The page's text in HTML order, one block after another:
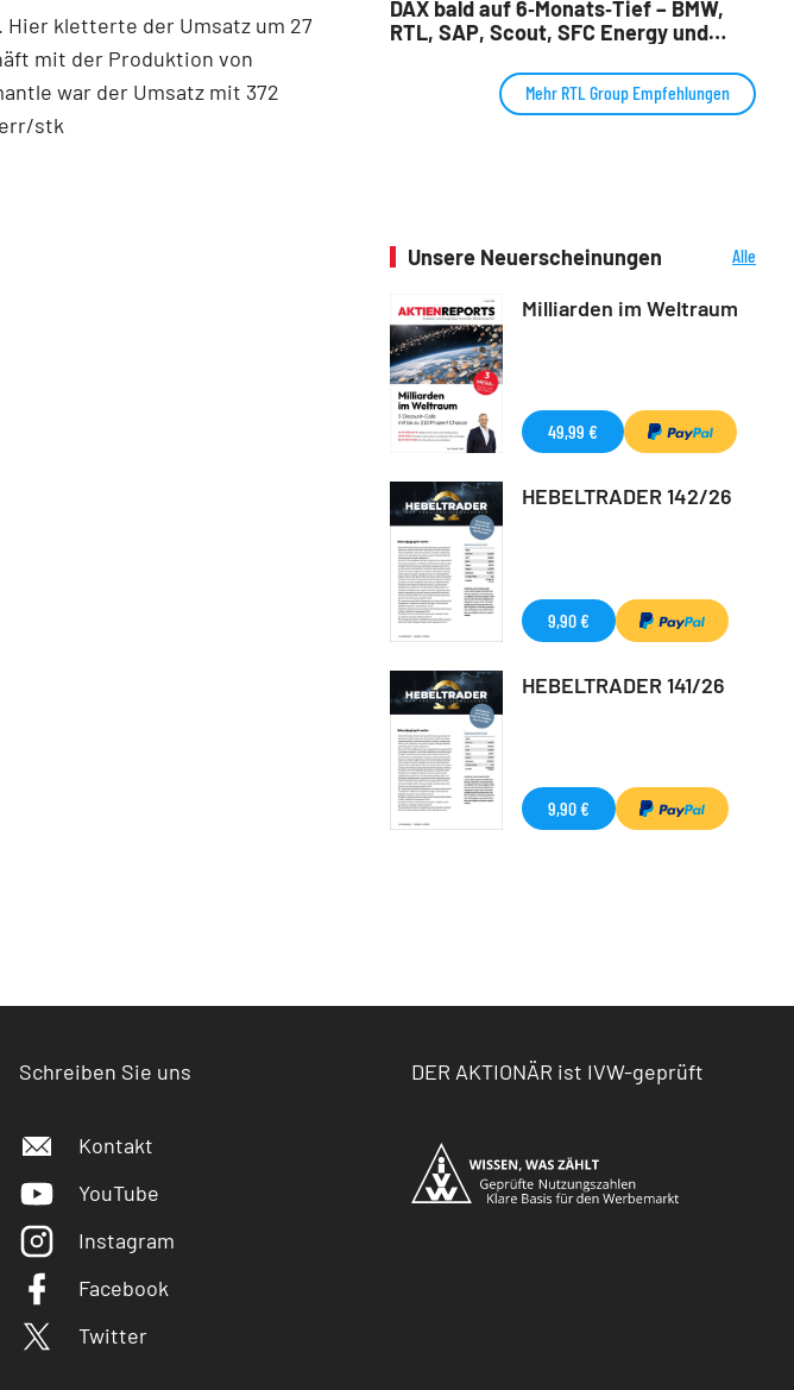
kletterte der Umsatz um 27
mit der Produktion von
war der Umsatz mit 372
stk
DAX bald auf 6‑Monats‑Tief – BMW,
RTL, SAP, Scout, SFC Energy und
Mehr RTL Group Empfehlungen
Unsere Neuerscheinungen
Alle
Milliarden im Weltraum
49,99 €
HEBELTRADER 142/26
9,90 €
HEBELTRADER 141/26
9,90 €
Schreiben Sie uns
Kontakt
YouTube
Instagram
Facebook
Twitter
DER AKTIONÄR ist IVW-geprüft